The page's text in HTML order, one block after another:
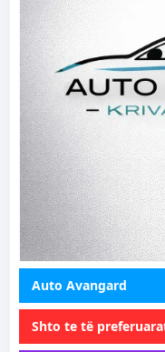
Auto Avangard
Shto te të